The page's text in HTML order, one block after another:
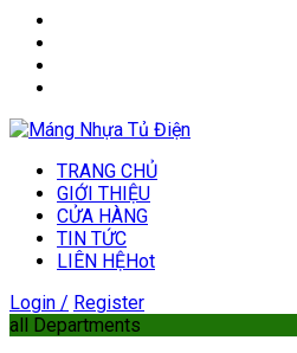
TRANG CHỦ
GIỚI THIỆU
CỬA HÀNG
TIN TỨC
LIÊN HỆHot
Login / Register
all Departments